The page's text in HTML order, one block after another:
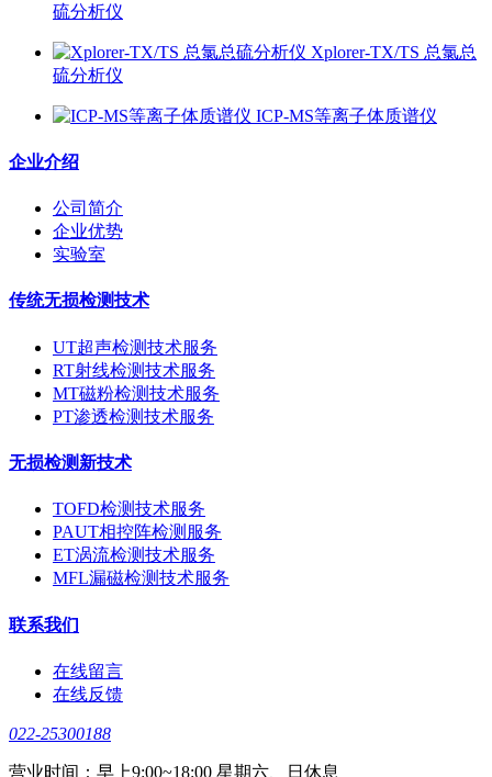
硫分析仪
Xplorer-TX/TS 总氯总
硫分析仪
ICP-MS等离子体质谱仪
企业介绍
公司简介
企业优势
实验室
传统无损检测技术
UT超声检测技术服务
RT射线检测技术服务
MT磁粉检测技术服务
PT渗透检测技术服务
无损检测新技术
TOFD检测技术服务
PAUT相控阵检测服务
ET涡流检测技术服务
MFL漏磁检测技术服务
联系我们
在线留言
在线反馈
022-25300188
营业时间：早上9:00~18:00 星期六、日休息